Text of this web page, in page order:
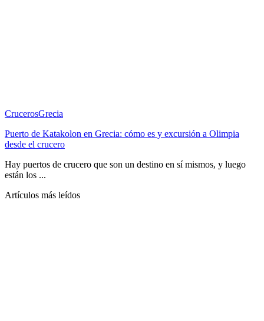
CrucerosGrecia
Puerto de Katakolon en Grecia: cómo es y excursión a Olimpia
desde el crucero
Hay puertos de crucero que son un destino en sí mismos, y luego
están los ...
Artículos más leídos